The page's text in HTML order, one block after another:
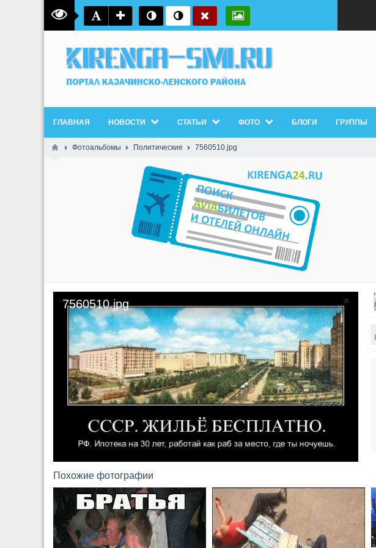
ГЛАВНАЯ НОВОСТИ СТАТЬИ ФОТО БЛОГИ ГРУППЫ
Фотоальбомы Политические 7560510.jpg
7560510.jpg
Похожие фотографии